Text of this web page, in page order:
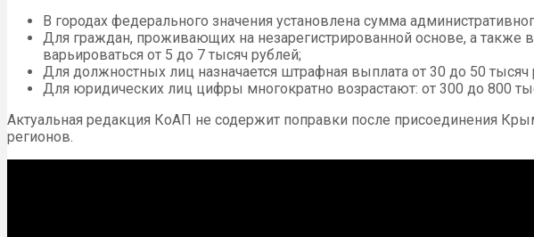
В городах федерального значения установлена сумма
Для граждан, проживающих на незарегистрированной основе, а
варьироваться от 5 до 7 тысяч рублей;
Для должностных лиц назначается штрафная выплата от 30 до 50 тысяч
Для юридических лиц цифры многократно возрастают: от 300 до 800
Актуальная редакция КоАП не содержит поправки после присоединения
регионов.